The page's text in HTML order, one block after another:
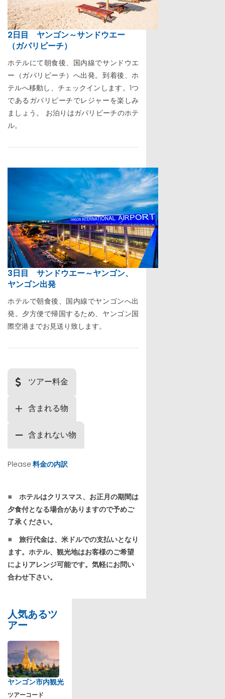
2日目 ヤンゴン～サンドウエー
（ガパリビーチ）
ホテルにて朝食後、国内線でサンドウエ
ー（ガパリビーチ）へ出発。到着後、ホ
テルへ移動し、チェックインします。1つ
であるガパリビーチでレジャーを楽しみ
ましょう。 お泊りはガパリビーチのホテ
ル。
3日目 サンドウエー～ヤンゴン、
ヤンゴン出発
ホテルで朝食後、国内線でヤンゴンへ出
発。夕方便で帰国するため、ヤンゴン国
際空港までお見送り致します。
ツアー料金
含まれる物
含まれない物
Please 料金の内訳
※ ホテルはクリスマス、お正月の期間は
夕食付となる場合がありますので予めご
了承ください。
※ 旅行代金は、米ドルでの支払いとなり
ます。ホテル、観光地はお客様のご希望
によりアレンジ可能です。気軽にお問い
合わせ下さい。
人気あるツ
アー
ヤンゴン市内観光
ツアーコード